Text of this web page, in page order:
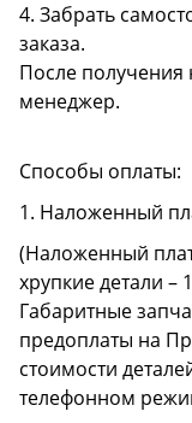
4. Забрать
заказа.
После получения
менеджер.
Способы оплаты:
1. Наложенный
(Наложенный
хрупкие детали –
Габаритные
предоплаты на
стоимости
телефонном